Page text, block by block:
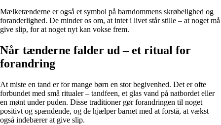
Mælketænderne er også et symbol på barndommens skrøbelighed og
foranderlighed. De minder os om, at intet i livet står stille – at noget må
give slip, for at noget nyt kan vokse frem.
Når tænderne falder ud – et ritual for
forandring
At miste en tand er for mange børn en stor begivenhed. Det er ofte
forbundet med små ritualer – tandfeen, et glas vand på natbordet eller
en mønt under puden. Disse traditioner gør forandringen til noget
positivt og spændende, og de hjælper barnet med at forstå, at vækst
også indebærer at give slip.